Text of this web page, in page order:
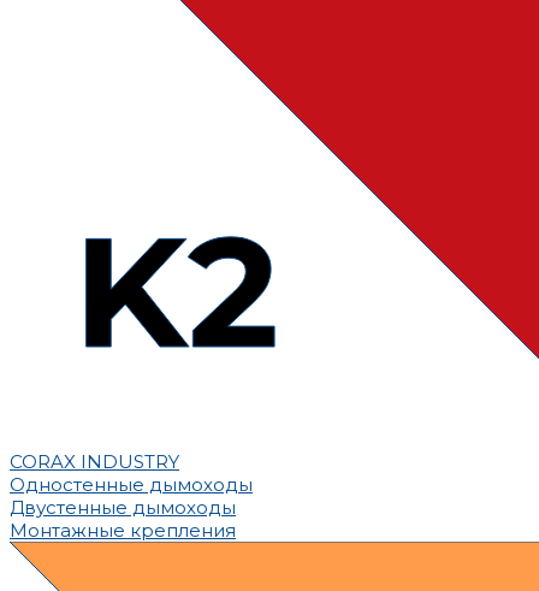
CORAX INDUSTRY
Одностенные дымоходы
Двустенные дымоходы
Монтажные крепления